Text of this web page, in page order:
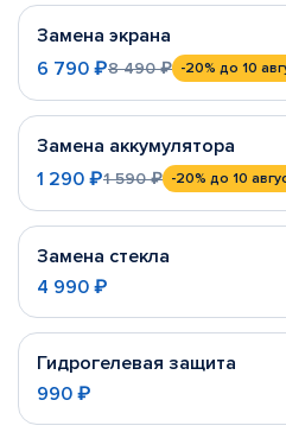
Замена экрана
6 790 ₽8 490 ₽ -20% до 10
Замена аккумулятора
1 290 ₽1 590 ₽ -20% до 10
Замена стекла
4 990 ₽
Гидрогелевая защита
990 ₽